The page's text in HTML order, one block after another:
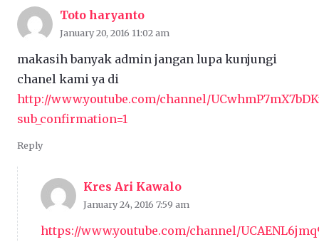
Toto haryanto
January 20, 2016 11:02 am
makasih banyak admin jangan lupa kunjungi
chanel kami ya di
http://www.youtube.com/channel/
sub_confirmation=1
Reply
Kres Ari Kawalo
January 24, 2016 7:59 am
https://www.youtube.com/channel/